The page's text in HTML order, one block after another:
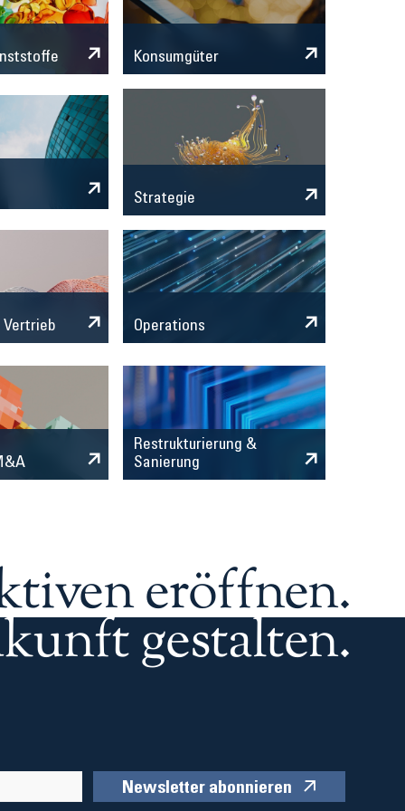
Konsumgüter
Strategie
Operations
Restrukturierung &
Sanierung
Newsletter abonnieren
eröffnen.
gestalten.